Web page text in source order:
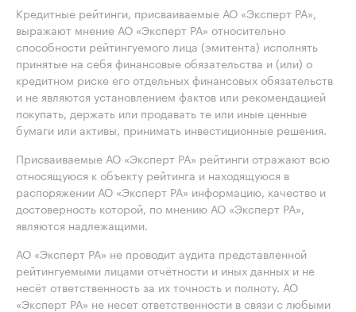
Кредитные рейтинги, присваиваемые АО «Эксперт РА»,
выражают мнение АО «Эксперт РА» относительно
способности рейтингуемого лица (эмитента) исполнять
принятые на себя финансовые обязательства и (или) о
кредитном риске его отдельных финансовых обязательств
и не являются установлением фактов или рекомендацией
покупать, держать или продавать те или иные ценные
бумаги или активы, принимать инвестиционные решения.
Присваиваемые АО «Эксперт РА» рейтинги отражают всю
относящуюся к объекту рейтинга и находящуюся в
распоряжении АО «Эксперт РА» информацию, качество и
достоверность которой, по мнению АО «Эксперт РА»,
являются надлежащими.
АО «Эксперт РА» не проводит аудита представленной
рейтингуемыми лицами отчётности и иных данных и не
несёт ответственность за их точность и полноту. АО
«Эксперт РА» не несет ответственности в связи с любыми